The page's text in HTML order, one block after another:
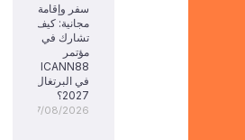
سفر وإقامة
مجانية: كيف
تشارك في
مؤتمر
ICANN88
في البرتغال
2027؟
07/08/2026